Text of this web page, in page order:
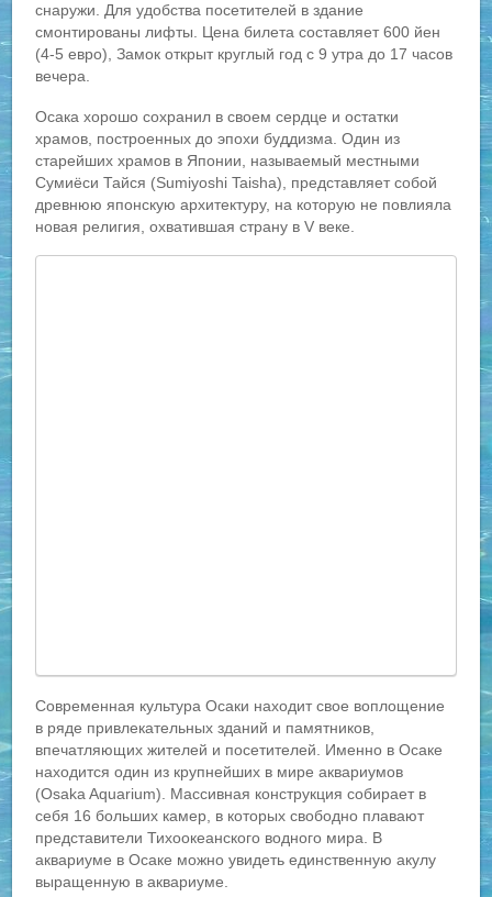
снаружи. Для удобства посетителей в здание
смонтированы лифты. Цена билета составляет 600 йен
(4-5 евро), Замок открыт круглый год с 9 утра до 17 часов
вечера.
Осака хорошо сохранил в своем сердце и остатки
храмов, построенных до эпохи буддизма. Один из
старейших храмов в Японии, называемый местными
Сумиёси Тайся (Sumiyoshi Taisha), представляет собой
древнюю японскую архитектуру, на которую не повлияла
новая религия, охватившая страну в V веке.
Современная культура Осаки находит свое воплощение
в ряде привлекательных зданий и памятников,
впечатляющих жителей и посетителей. Именно в Осаке
находится один из крупнейших в мире аквариумов
(Osaka Aquarium). Массивная конструкция собирает в
себя 16 больших камер, в которых свободно плавают
представители Тихоокеанского водного мира. В
аквариуме в Осаке можно увидеть единственную акулу
выращенную в аквариуме.